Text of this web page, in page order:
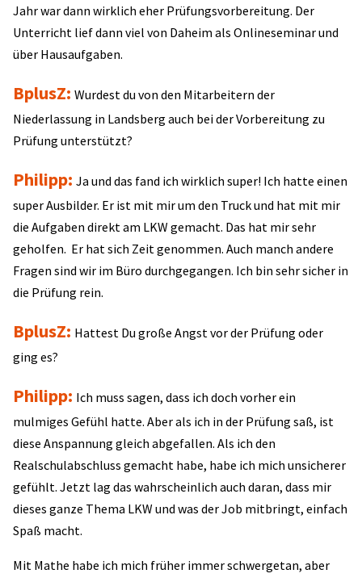
Jahr war dann wirklich eher Prüfungsvorbereitung. Der
Unterricht lief dann viel von Daheim als Onlineseminar und
über Hausaufgaben.
BplusZ: Wurdest du von den Mitarbeitern der
Niederlassung in Landsberg auch bei der Vorbereitung zu
Prüfung unterstützt?
Philipp: Ja und das fand ich wirklich super! Ich hatte einen
super Ausbilder. Er ist mit mir um den Truck und hat mit mir
die Aufgaben direkt am LKW gemacht. Das hat mir sehr
geholfen. Er hat sich Zeit genommen. Auch manch andere
Fragen sind wir im Büro durchgegangen. Ich bin sehr sicher in
die Prüfung rein.
BplusZ: Hattest Du große Angst vor der Prüfung oder
ging es?
Philipp: Ich muss sagen, dass ich doch vorher ein
mulmiges Gefühl hatte. Aber als ich in der Prüfung saß, ist
diese Anspannung gleich abgefallen. Als ich den
Realschulabschluss gemacht habe, habe ich mich unsicherer
gefühlt. Jetzt lag das wahrscheinlich auch daran, dass mir
dieses ganze Thema LKW und was der Job mitbringt, einfach
Spaß macht.
Mit Mathe habe ich mich früher immer schwergetan, aber